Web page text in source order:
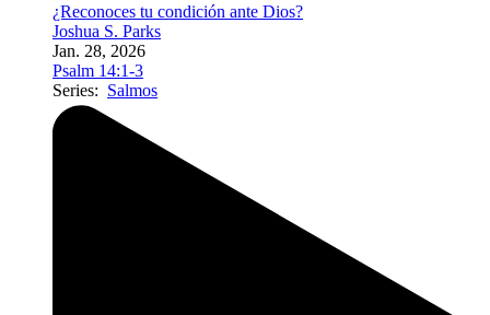
¿Reconoces tu condición ante Dios?
Joshua S. Parks
Jan. 28, 2026
Psalm 14:1-3
Series: Salmos